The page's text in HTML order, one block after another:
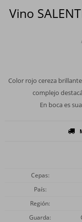
Vino
Color rojo cereza
complejo
En boca es
Cepas
País
Región
Guarda